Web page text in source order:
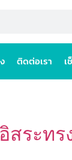
ติดต่อเรา เ
ะทร